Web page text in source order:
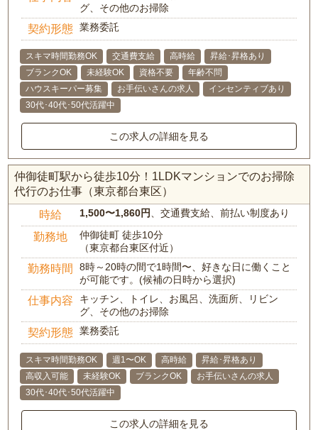
グ、その他のお掃除
契約形態 業務委託
スキマ時間勤務OK 交通費支給 高時給
昇給･昇格あり
ブランクOK
未経験OK 資格不要
年齢不問
ハウスキーパー募集
お手伝いさんの求人
インセンティブあり
30代･40代･50代活躍中
この求人の詳細を見る
仲御徒町駅から徒歩10分！1LDKマンションでのお掃除
代行のお仕事（東京都台東区）
時給 1,500〜1,860円 、交通費支給、前払い制度あり
勤務地
仲御徒町 徒歩10分
（東京都台東区付近）
勤務時間
8時～20時の間で1時間〜、好きな日に働くこと
が可能です。(候補の日時から選択)
仕事内容
キッチン、トイレ、お風呂、洗面所、リビン
グ、その他のお掃除
契約形態 業務委託
スキマ時間勤務OK 週1〜OK 高時給
昇給･昇格あり
高収入可能
未経験OK ブランクOK
お手伝いさんの求人
30代･40代･50代活躍中
この求人の詳細を見る